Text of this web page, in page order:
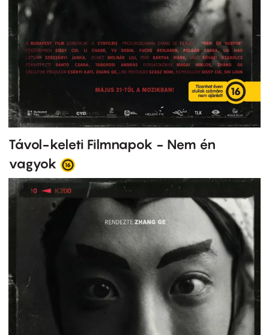
Távol-keleti Filmnapok - Nem én
vagyok